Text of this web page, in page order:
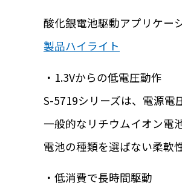
酸化銀電池駆動アプリケー
製品ハイライト
・1.3Vからの低電圧動作
S-5719シリーズは、電源電
一般的なリチウムイオン電
電池の種類を選ばない柔軟
・低消費で長時間駆動